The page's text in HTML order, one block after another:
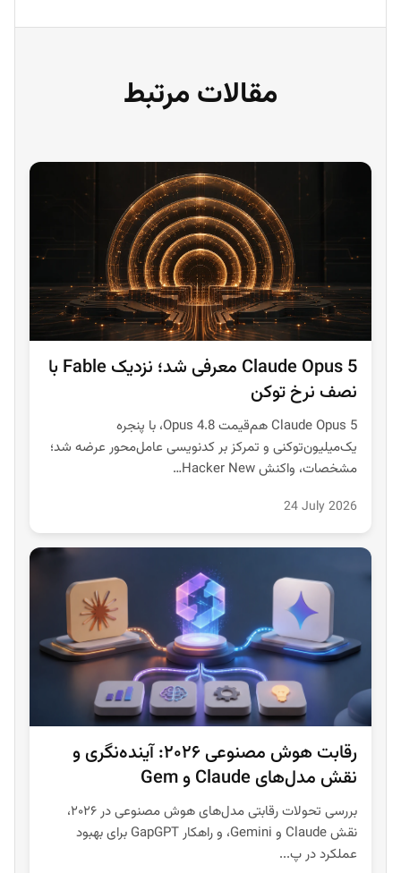
مقالات مرتبط
Claude Opus 5 معرفی شد؛ نزدیک Fable با
نصف نرخ توکن
Claude Opus 5 هم‌قیمت Opus 4.8، با پنجره
یک‌میلیون‌توکنی و تمرکز بر کدنویسی عامل‌محور عرضه شد؛
مشخصات، واکنش Hacker New…
24 July 2026
رقابت هوش مصنوعی ۲۰۲۶: آینده‌نگری و
نقش مدل‌های Claude و Gem
بررسی تحولات رقابتی مدل‌های هوش مصنوعی در ۲۰۲۶،
نقش Claude و Gemini، و راهکار GapGPT برای بهبود
عملکرد در پ...